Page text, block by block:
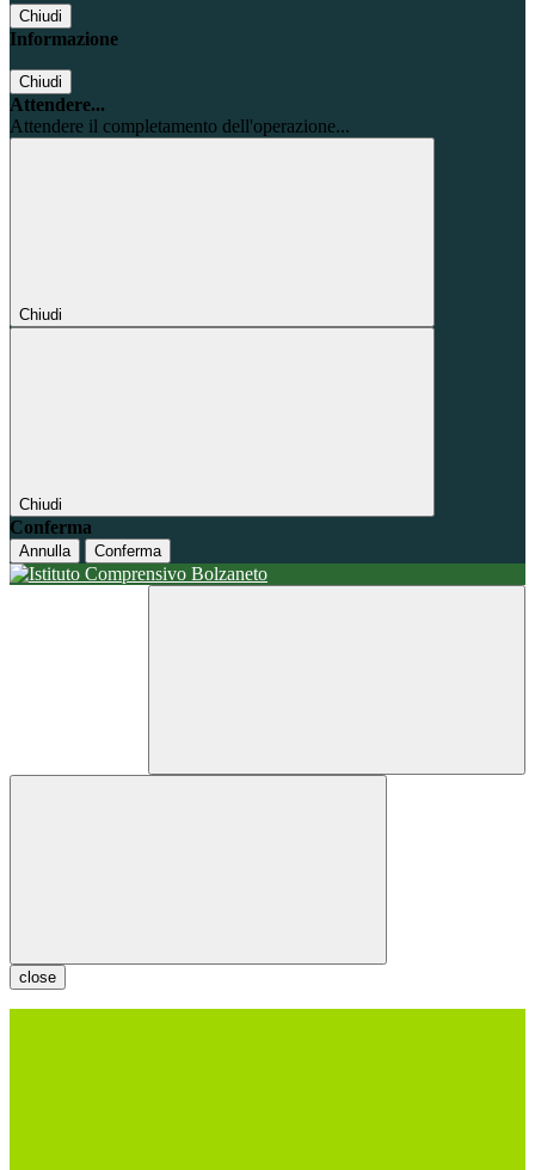
Chiudi
Informazione
Chiudi
Attendere...
Attendere il completamento dell'operazione...
Chiudi
Chiudi
Conferma
Annulla Conferma
close